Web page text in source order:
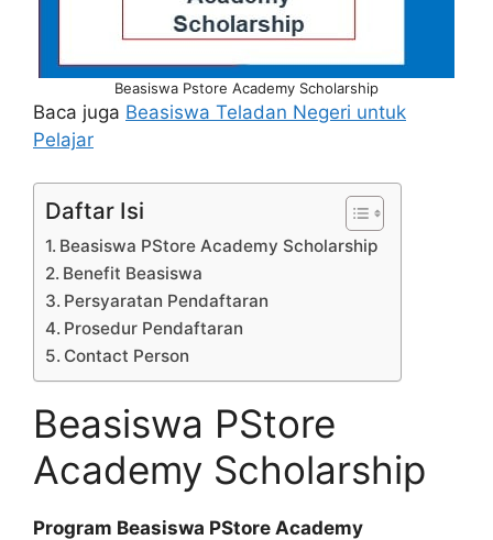
Beasiswa Pstore Academy Scholarship
Baca juga Beasiswa Teladan Negeri untuk
Pelajar
Daftar Isi
Beasiswa PStore Academy Scholarship
Benefit Beasiswa
Persyaratan Pendaftaran
Prosedur Pendaftaran
Contact Person
Beasiswa PStore
Academy Scholarship
Program Beasiswa PStore Academy